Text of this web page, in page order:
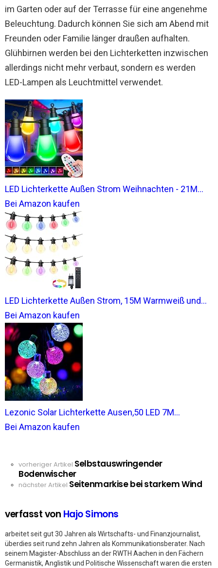
im Garten oder auf der Terrasse für eine angenehme
Beleuchtung. Dadurch können Sie sich am Abend mit
Freunden oder Familie länger draußen aufhalten.
Glühbirnen werden bei den Lichterketten inzwischen
allerdings nicht mehr verbaut, sondern es werden
LED-Lampen als Leuchtmittel verwendet.
LED Lichterkette Außen Strom Weihnachten - 21M...
Bei Amazon kaufen
LED Lichterkette Außen Strom, 15M Warmweiß und...
Bei Amazon kaufen
Lezonic Solar Lichterkette Ausen,50 LED 7M...
Bei Amazon kaufen
See
more
vorheriger Artikel Selbstauswringender
Bodenwischer
nächster Artikel Seitenmarkise bei starkem Wind
verfasst von Hajo Simons
arbeitet seit gut 30 Jahren als Wirtschafts- und Finanzjournalist,
überdies seit rund zehn Jahren als Kommunikationsberater. Nach
seinem Magister-Abschluss an der RWTH Aachen in den Fächern
Germanistik, Anglistik und Politische Wissenschaft waren die ersten